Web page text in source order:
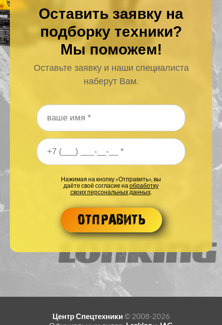
Оставить заявку на
подборку техники?
Мы поможем!
Оставьте заявку и наши специалиста
наберут Вам.
Ваше имя*
Ваш номер телефона*
Нажимая на кнопку «Отправить», вы
даёте своё согласие наобработку
своих персональных данных.
Центр Спецтехники© 2008-2026